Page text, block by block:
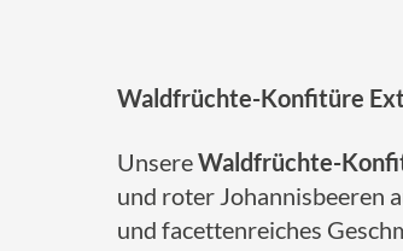
Waldfrüchte-Konfitüre
UnsereWaldfrüchte-
und roter Johannisbeeren
und facettenreiches